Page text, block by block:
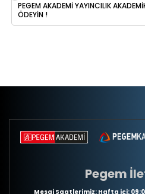
PEGEM AKADEMI YAYINCILIK
ÖDEYIN !
Pegem
Mesai Saatlerimiz: Hafta içi: